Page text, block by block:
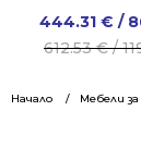
Начало Мебели
612.53€/
444.31 € /